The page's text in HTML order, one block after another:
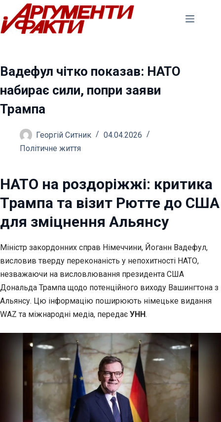
Перейти
до
вмісту
Вадефул чітко показав: НАТО
набирає сили, попри заяви
Трампа
Георгій Ситник
04.04.2026
Політичне життя
НАТО на роздоріжжі: критика
Трампа та візит Рютте до США
для зміцнення Альянсу
Міністр закордонних справ Німеччини, Йоганн Вадефул,
висловив тверду переконаність у непохитності НАТО,
незважаючи на висловлювання президента США
Дональда Трампа щодо потенційного виходу Вашингтона з
Альянсу. Цю інформацію поширюють німецьке видання
WAZ та міжнародні медіа, передає УНН.